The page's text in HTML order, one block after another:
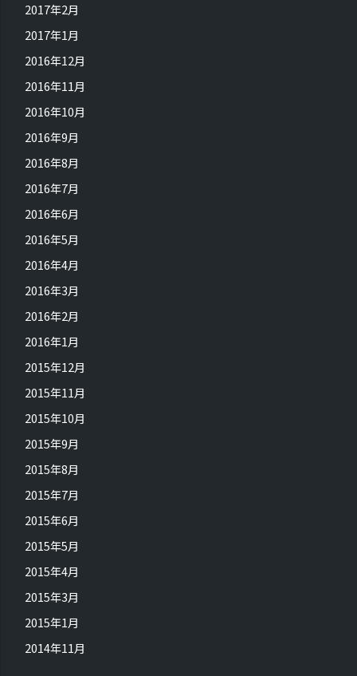
2017年2月
2017年1月
2016年12月
2016年11月
2016年10月
2016年9月
2016年8月
2016年7月
2016年6月
2016年5月
2016年4月
2016年3月
2016年2月
2016年1月
2015年12月
2015年11月
2015年10月
2015年9月
2015年8月
2015年7月
2015年6月
2015年5月
2015年4月
2015年3月
2015年1月
2014年11月